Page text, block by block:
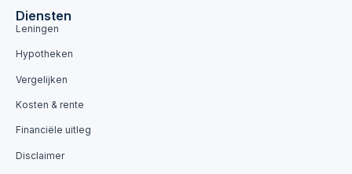
Diensten
Leningen
Hypotheken
Vergelijken
Kosten & rente
Financiële uitleg
Disclaimer